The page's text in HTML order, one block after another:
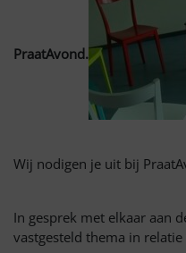
PraatAvond.
Wij nodigen je uit bij
In gesprek met elkaar aan
vastgesteld thema in